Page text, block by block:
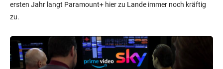
ersten Jahr langt Paramount+ hier zu Lande immer noch kräftig
zu.